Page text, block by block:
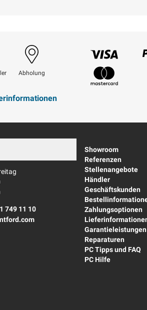
Abholung
Visum
749 11 10
Showroom
Referenzen
Stellenangebote
Händler
Geschäftskunden
Zahlungsoptionen
Garantieleistungen
Reparaturen
PC Tipps und FAQ
PC Hilfe